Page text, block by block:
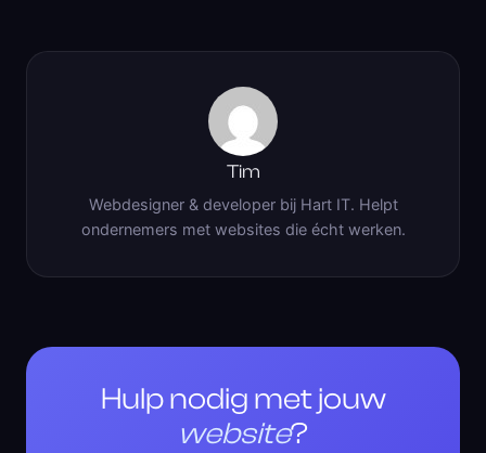
Tim
Webdesigner & developer bij Hart IT. Helpt
ondernemers met websites die écht werken.
Hulp nodig met jouw
website?